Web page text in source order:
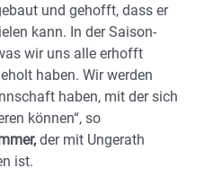
und gehofft, dass er
kann. In der Saison-
wir uns alle erhofft
haben. Wir werden
haben, mit der sich
können“, so
der mit Ungerath
ist.